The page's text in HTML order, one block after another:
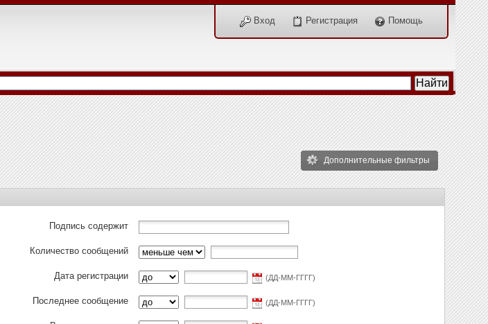
Вход Регистрация Помощь
Дополнительные фильтры
Подпись содержит
Количество сообщений
Дата регистрации (ДД-ММ-ГГГГ)
Последнее сообщение (ДД-ММ-ГГГГ)